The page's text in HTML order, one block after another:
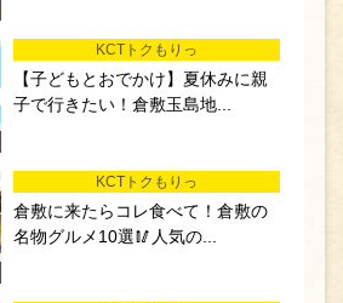
KCTトクもりっ
【子どもとおでかけ】夏休みに親
子で行きたい！倉敷玉島地...
KCTトクもりっ
倉敷に来たらコレ食べて！倉敷の
名物グルメ10選🥢人気の...